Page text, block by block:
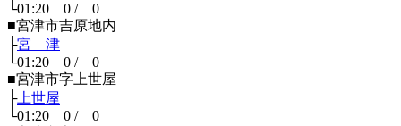
└01:20 0 / 0
■宮津市吉原地内
├宮 津
└01:20 0 / 0
■宮津市字上世屋
├上世屋
└01:20 0 / 0